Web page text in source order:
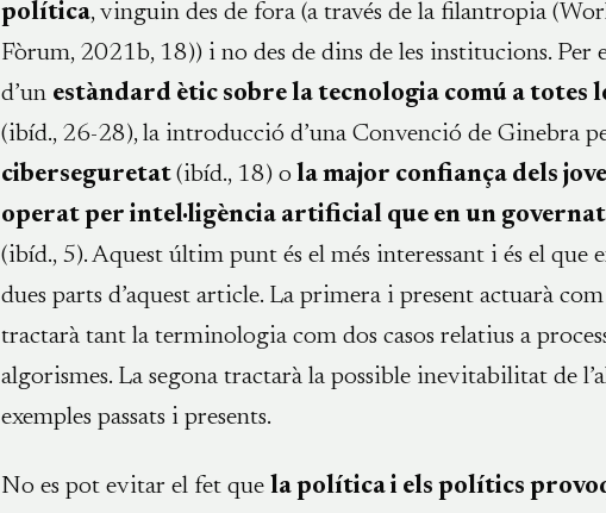
política, vinguin des de fora (a través de la filantropia
Fòrum, 2021b, 18)) i no des de dins de les institucions. Per
d’un estàndard ètic sobre la tecnologia comú a totes
(ibíd., 26-28), la introducció d’una Convenció de Ginebra
ciberseguretat(ibíd., 18) o la major confiança dels
operat per intel·ligència artificial que en un
(ibíd., 5). Aquest últim punt és el més interessant i és el que
dues parts d’aquest article. La primera i present actuarà
tractarà tant la terminologia com dos casos relatius a
algorismes. La segona tractarà la possible inevitabilitat de
exemples passats i presents.
No es pot evitar el fet que la política i els polítics